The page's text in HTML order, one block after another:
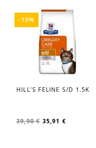
favorite_border
HILL'S FELINE S/D 1.5K
39,90 € 35,91 €
-10%